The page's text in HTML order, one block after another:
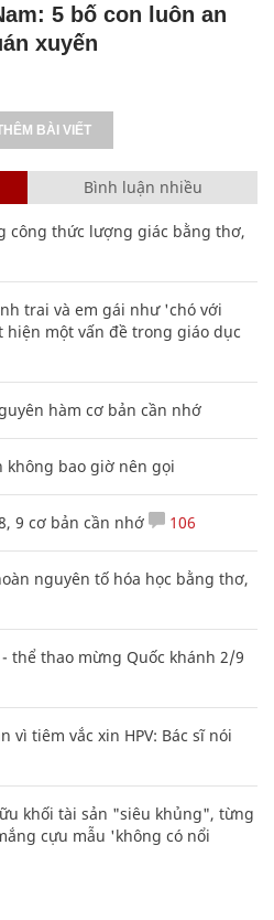
5 bố con luôn an
xuyến
BÀI VIẾT
Bình luận nhiều
công thức lượng giác bằng thơ,
trai và em gái như 'chó với
một vấn đề trong giáo dục
hàm cơ bản cần nhớ
không bao giờ nên gọi
9 cơ bản cần nhớ 106
nguyên tố hóa học bằng thơ,
thể thao mừng Quốc khánh 2/9
vì tiêm vắc xin HPV: Bác sĩ nói
khối tài sản "siêu khủng", từng
cựu mẫu 'không có nổi